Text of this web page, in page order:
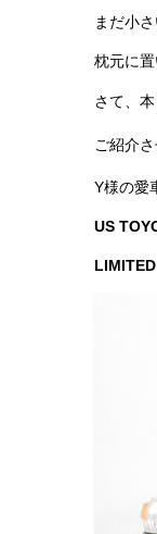
まだ小
枕元に
さて、
ご紹介
Y様の愛
US